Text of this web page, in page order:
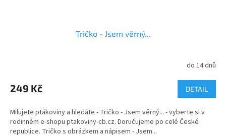
Tričko - Jsem věrný...
do 14 dnů
249 Kč DETAIL
Milujete ptákoviny a hledáte - Tričko - Jsem věrný... - vyberte si v
rodinném e-shopu ptakoviny-cb.cz. Doručujeme po celé České
republice. Tričko s obrázkem a nápisem - Jsem...